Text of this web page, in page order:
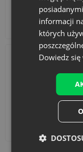
Akcesoria i
informacji
których
Dowiedz się